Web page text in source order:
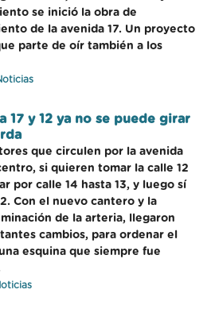
se inició la obra de
de la avenida 17. Un proyecto
parte de oír también a los
17 y 12 ya no se puede girar
que circulen por la avenida
si quieren tomar la calle 12
por calle 14 hasta 13, y luego sí
Con el nuevo cantero y la
de la arteria, llegaron
cambios, para ordenar el
esquina que siempre fue